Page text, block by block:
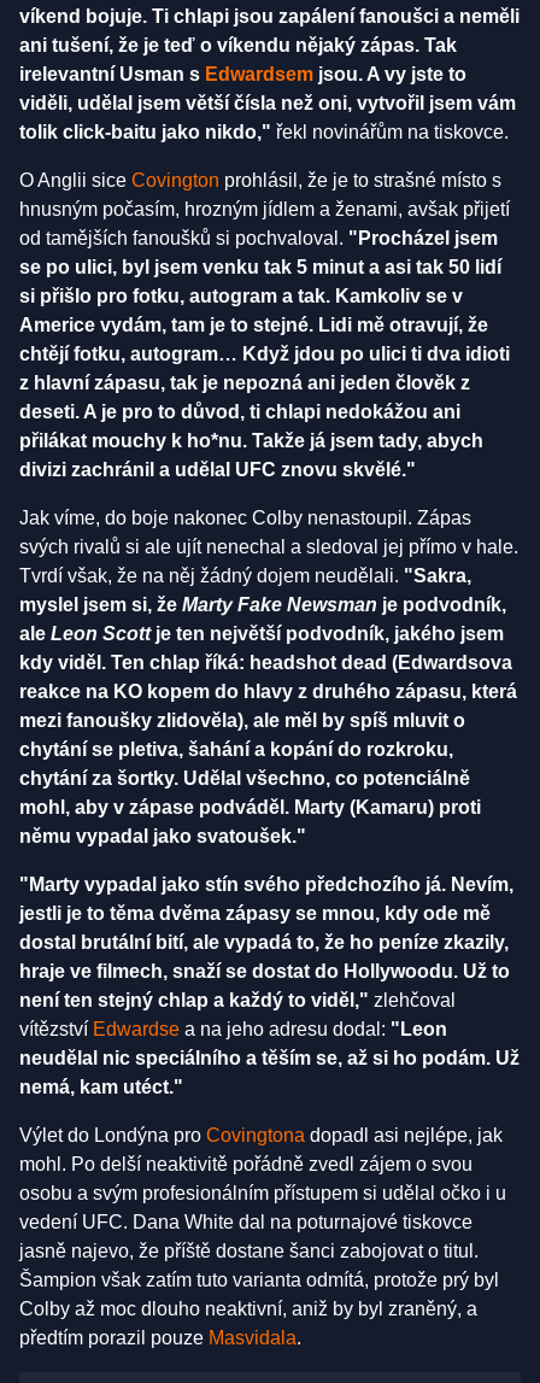
víkend bojuje. Ti chlapi jsou zapálení fanoušci a neměli
ani tušení, že je teď o víkendu nějaký zápas. Tak
irelevantní Usman s Edwardsem jsou. A vy jste to
viděli, udělal jsem větší čísla než oni, vytvořil jsem vám
tolik click-baitu jako nikdo," řekl novinářům na tiskovce.
O Anglii sice Covington prohlásil, že je to strašné místo s
hnusným počasím, hrozným jídlem a ženami, avšak přijetí
od tamějších fanoušků si pochvaloval. "Procházel jsem
se po ulici, byl jsem venku tak 5 minut a asi tak 50 lidí
si přišlo pro fotku, autogram a tak. Kamkoliv se v
Americe vydám, tam je to stejné. Lidi mě otravují, že
chtějí fotku, autogram… Když jdou po ulici ti dva idioti
z hlavní zápasu, tak je nepozná ani jeden člověk z
deseti. A je pro to důvod, ti chlapi nedokážou ani
přilákat mouchy k ho*nu. Takže já jsem tady, abych
divizi zachránil a udělal UFC znovu skvělé."
Jak víme, do boje nakonec Colby nenastoupil. Zápas
svých rivalů si ale ujít nenechal a sledoval jej přímo v hale.
Tvrdí však, že na něj žádný dojem neudělali. "Sakra,
myslel jsem si, že Marty Fake Newsman je podvodník,
ale Leon Scottje ten největší podvodník, jakého jsem
kdy viděl. Ten chlap říká: headshot dead (Edwardsova
reakce na KO kopem do hlavy z druhého zápasu, která
mezi fanoušky zlidověla), ale měl by spíš mluvit o
chytání se pletiva, šahání a kopání do rozkroku,
chytání za šortky. Udělal všechno, co potenciálně
mohl, aby v zápase podváděl. Marty (Kamaru) proti
němu vypadal jako svatoušek."
"Marty vypadal jako stín svého předchozího já. Nevím,
jestli je to těma dvěma zápasy se mnou, kdy ode mě
dostal brutální bití, ale vypadá to, že ho peníze zkazily,
hraje ve filmech, snaží se dostat do Hollywoodu. Už to
není ten stejný chlap a každý to viděl," zlehčoval
vítězství Edwardse a na jeho adresu dodal: "Leon
neudělal nic speciálního a těším se, až si ho podám. Už
nemá, kam utéct."
Výlet do Londýna pro Covingtona dopadl asi nejlépe, jak
mohl. Po delší neaktivitě pořádně zvedl zájem o svou
osobu a svým profesionálním přístupem si udělal očko i u
vedení UFC. Dana White dal na poturnajové tiskovce
jasně najevo, že příště dostane šanci zabojovat o titul.
Šampion však zatím tuto varianta odmítá, protože prý byl
Colby až moc dlouho neaktivní, aniž by byl zraněný, a
předtím porazil pouze Masvidala.